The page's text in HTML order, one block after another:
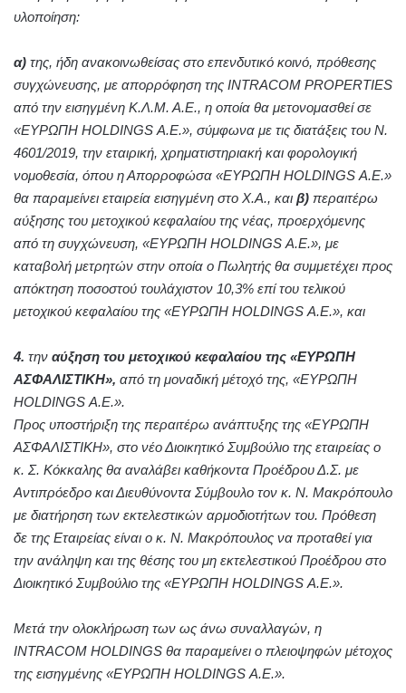
υλοποίηση:
α) της, ήδη ανακοινωθείσας στο επενδυτικό κοινό, πρόθεσης
συγχώνευσης, με απορρόφηση της INTRACOM PROPERTIES
από την εισηγμένη K.Λ.Μ. Α.Ε., η οποία θα μετονομασθεί σε
«ΕΥΡΩΠΗ HOLDINGS Α.Ε.», σύμφωνα με τις διατάξεις του Ν.
4601/2019, την εταιρική, χρηματιστηριακή και φορολογική
νομοθεσία, όπου η Απορροφώσα «ΕΥΡΩΠΗ HOLDINGS Α.Ε.»
θα παραμείνει εταιρεία εισηγμένη στο Χ.Α., και β) περαιτέρω
αύξησης του μετοχικού κεφαλαίου της νέας, προερχόμενης
από τη συγχώνευση, «ΕΥΡΩΠΗ HOLDINGS Α.Ε.», με
καταβολή μετρητών στην οποία ο Πωλητής θα συμμετέχει προς
απόκτηση ποσοστού τουλάχιστον 10,3% επί του τελικού
μετοχικού κεφαλαίου της «ΕΥΡΩΠΗ HOLDINGS Α.Ε.», και
4. την αύξηση του μετοχικού κεφαλαίου της «ΕΥΡΩΠΗ
ΑΣΦΑΛΙΣΤΙΚΗ», από τη μοναδική μέτοχό της, «ΕΥΡΩΠΗ
HOLDINGS Α.Ε.».
Προς υποστήριξη της περαιτέρω ανάπτυξης της «ΕΥΡΩΠΗ
ΑΣΦΑΛΙΣΤΙΚΗ», στο νέο Διοικητικό Συμβούλιο της εταιρείας ο
κ. Σ. Κόκκαλης θα αναλάβει καθήκοντα Προέδρου Δ.Σ. με
Αντιπρόεδρο και Διευθύνοντα Σύμβουλο τον κ. Ν. Μακρόπουλο
με διατήρηση των εκτελεστικών αρμοδιοτήτων του. Πρόθεση
δε της Εταιρείας είναι ο κ. Ν. Μακρόπουλος να προταθεί για
την ανάληψη και της θέσης του μη εκτελεστικού Προέδρου στο
Διοικητικό Συμβούλιο της «ΕΥΡΩΠΗ HOLDINGS Α.Ε.».
Μετά την ολοκλήρωση των ως άνω συναλλαγών, η
INTRACOM HOLDINGS θα παραμείνει ο πλειοψηφών μέτοχος
της εισηγμένης «ΕΥΡΩΠΗ HOLDINGS Α.Ε.».